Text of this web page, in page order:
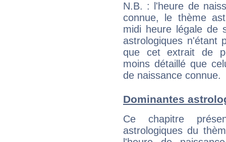
N.B. : l'heure de
connue, le thème
midi heure légale de
astrologiques n'étant
que cet extrait de
moins détaillé que
de naissance connue.
Dominantes
Ce chapitre
astrologiques du